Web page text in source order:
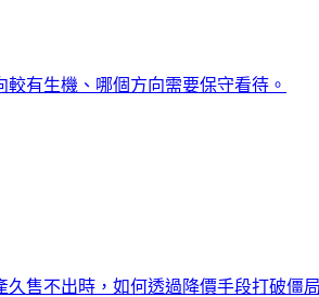
有生機、哪個方向需要保守看待。
售不出時，如何透過降價手段打破僵